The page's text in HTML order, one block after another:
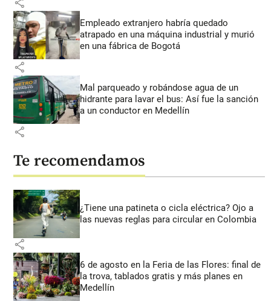
Empleado extranjero habría quedado
atrapado en una máquina industrial y murió
en una fábrica de Bogotá
share
Mal parqueado y robándose agua de un
hidrante para lavar el bus: Así fue la sanción
a un conductor en Medellín
share
Te recomendamos
¿Tiene una patineta o cicla eléctrica? Ojo a
las nuevas reglas para circular en Colombia
share
6 de agosto en la Feria de las Flores: final de
la trova, tablados gratis y más planes en
Medellín